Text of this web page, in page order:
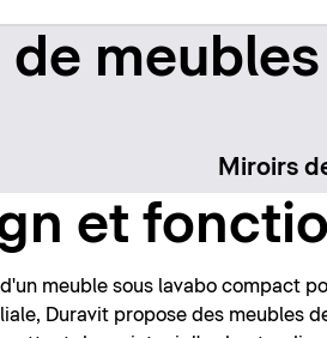
de
Miroirs
et
meuble sous lavabo compact
Duravit propose des meubles